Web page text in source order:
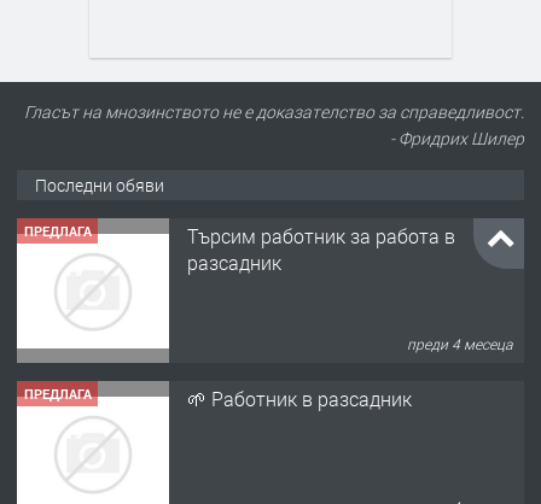
Гласът на мнозинството не е доказателство за справедливост.
- Фридрих Шилер
Последни обяви
ПРЕДЛАГА
🌱 Работник в разсадник